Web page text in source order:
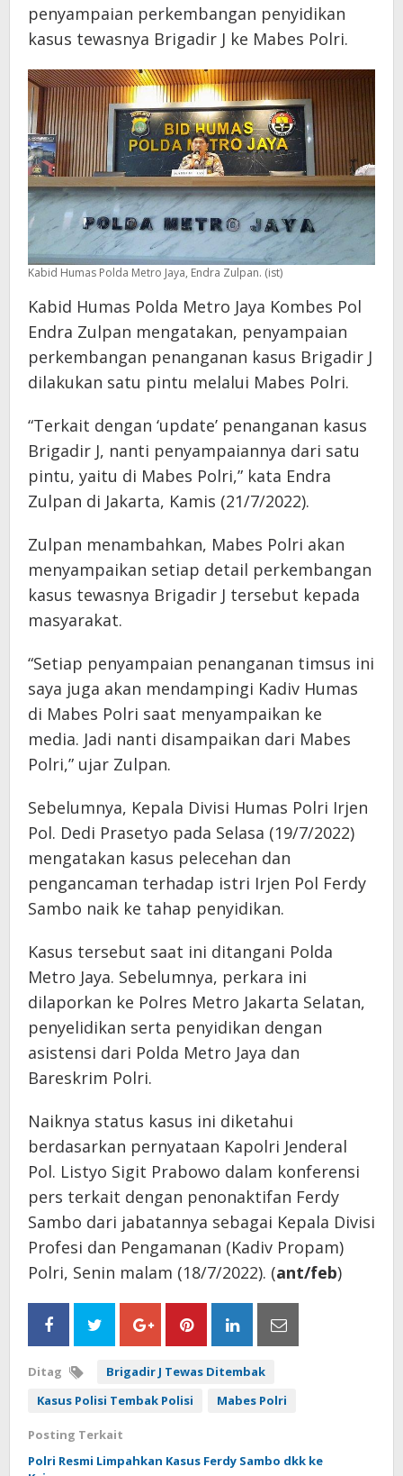
penyampaian perkembangan penyidikan
kasus tewasnya Brigadir J ke Mabes Polri.
Kabid Humas Polda Metro Jaya, Endra Zulpan. (ist)
Kabid Humas Polda Metro Jaya Kombes Pol
Endra Zulpan mengatakan, penyampaian
perkembangan penanganan kasus Brigadir J
dilakukan satu pintu melalui Mabes Polri.
“Terkait dengan ‘update’ penanganan kasus
Brigadir J, nanti penyampaiannya dari satu
pintu, yaitu di Mabes Polri,” kata Endra
Zulpan di Jakarta, Kamis (21/7/2022).
Zulpan menambahkan, Mabes Polri akan
menyampaikan setiap detail perkembangan
kasus tewasnya Brigadir J tersebut kepada
masyarakat.
“Setiap penyampaian penanganan timsus ini
saya juga akan mendampingi Kadiv Humas
di Mabes Polri saat menyampaikan ke
media. Jadi nanti disampaikan dari Mabes
Polri,” ujar Zulpan.
Sebelumnya, Kepala Divisi Humas Polri Irjen
Pol. Dedi Prasetyo pada Selasa (19/7/2022)
mengatakan kasus pelecehan dan
pengancaman terhadap istri Irjen Pol Ferdy
Sambo naik ke tahap penyidikan.
Kasus tersebut saat ini ditangani Polda
Metro Jaya. Sebelumnya, perkara ini
dilaporkan ke Polres Metro Jakarta Selatan,
penyelidikan serta penyidikan dengan
asistensi dari Polda Metro Jaya dan
Bareskrim Polri.
Naiknya status kasus ini diketahui
berdasarkan pernyataan Kapolri Jenderal
Pol. Listyo Sigit Prabowo dalam konferensi
pers terkait dengan penonaktifan Ferdy
Sambo dari jabatannya sebagai Kepala Divisi
Profesi dan Pengamanan (Kadiv Propam)
Polri, Senin malam (18/7/2022). (ant/feb)
Ditag
Brigadir J Tewas Ditembak
Kasus Polisi Tembak Polisi
Mabes Polri
Posting Terkait
Polri Resmi Limpahkan Kasus Ferdy Sambo dkk ke